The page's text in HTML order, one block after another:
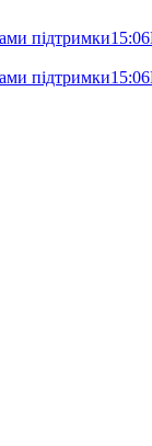
підтримки15:06
підтримки15:06